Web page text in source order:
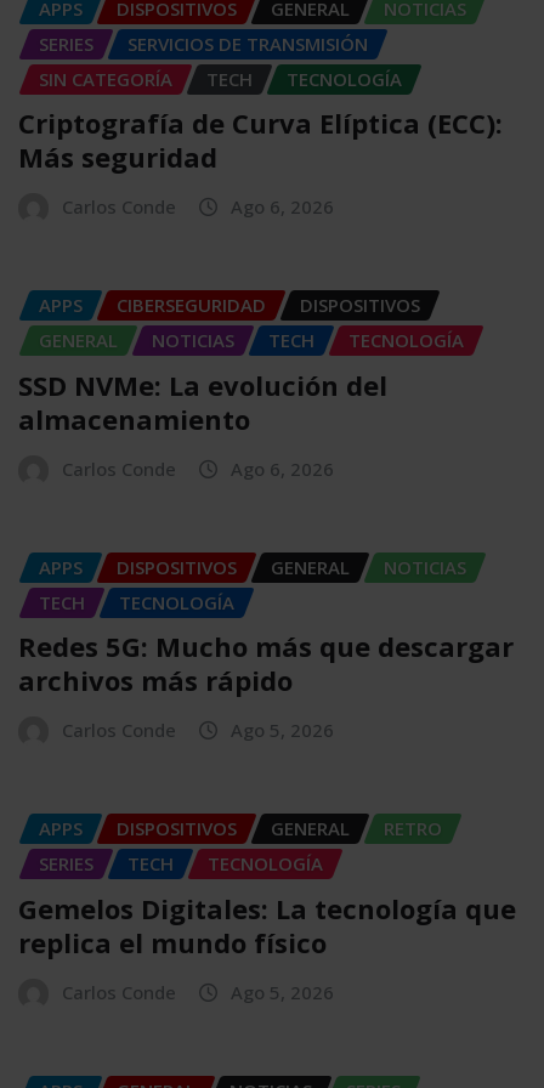
APPS DISPOSITIVOS GENERAL
NOTICIAS
SERIES
SERVICIOS DE TRANSMISIÓN
SIN CATEGORÍA
TECH TECNOLOGÍA
Criptografía de Curva Elíptica (ECC):
Más seguridad
Carlos Conde Ago 6, 2026
APPS CIBERSEGURIDAD
DISPOSITIVOS
GENERAL
NOTICIAS TECH TECNOLOGÍA
SSD NVMe: La evolución del
almacenamiento
Carlos Conde Ago 6, 2026
APPS DISPOSITIVOS GENERAL
NOTICIAS
TECH
TECNOLOGÍA
Redes 5G: Mucho más que descargar
archivos más rápido
Carlos Conde Ago 5, 2026
APPS DISPOSITIVOS GENERAL
RETRO
SERIES
TECH TECNOLOGÍA
Gemelos Digitales: La tecnología que
replica el mundo físico
Carlos Conde Ago 5, 2026